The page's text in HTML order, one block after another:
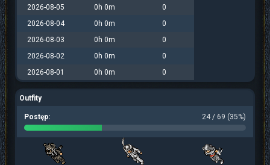
2026-08-05
0h 0m
0
2026-08-04
0h 0m
0
2026-08-03
0h 0m
0
2026-08-02
0h 0m
0
2026-08-01
0h 0m 0
Outfity
Postęp: 24 / 69 (35%)